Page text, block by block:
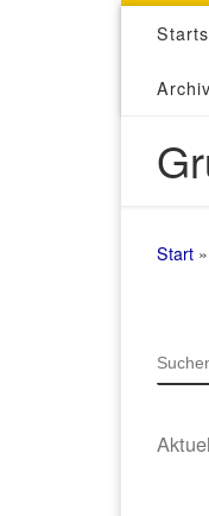
Zum Inhalt springen
Archiv
Start »